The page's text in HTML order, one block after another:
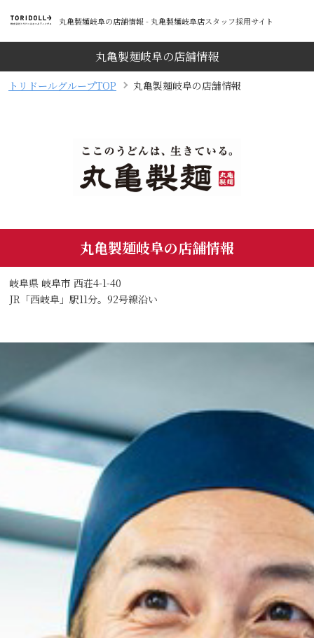
丸亀製麺岐阜の店舗情報 - 丸亀製麺岐阜店スタッフ採用サイト
丸亀製麺岐阜の店舗情報
トリドールグループTOP 丸亀製麺岐阜の店舗情報
丸亀製麺岐阜の店舗情報
岐阜県 岐阜市 西荘4-1-40
JR「西岐阜」駅11分。92号線沿い